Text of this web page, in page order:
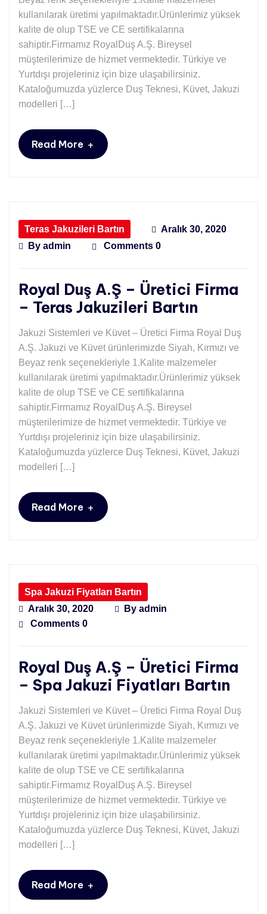
kullanılarak üretimi yapılmaktadır.Ürünlerimiz yüksek
kalite de olup TSE ve CE sertifikalarına
sahiptir.Firmamız RoyalDuş A.Ş. Bireysel
müşterilerimize de hizmet vermektedir. Türkiye ve
Yurtdışı projeleriniz için bize ulaşabilirsiniz.
Kataloğumuzda yüzlerce Duş Teknesi, Küvet, Jakuzi
modelleri […]
Read More +
Teras Jakuzileri Bartın
Aralık 30, 2020
By admin Comments 0
Royal Duş A.Ş – Üretici Firma
– Teras Jakuzileri Bartın
Jakuzi Sistemleri ve Küvet – Üretici Firma Royal Duş
A.Ş. Jakuzi ve Küvet ürünlerimizde Siyah, Kırmızı ve
Beyaz renk seçenekleriyle 1.Kalite malzemeler
kullanılarak üretimi yapılmaktadır.Ürünlerimiz yüksek
kalite de olup TSE ve CE sertifikalarına
sahiptir.Firmamız RoyalDuş A.Ş. Bireysel
müşterilerimize de hizmet vermektedir. Türkiye ve
Yurtdışı projeleriniz için bize ulaşabilirsiniz.
Kataloğumuzda yüzlerce Duş Teknesi, Küvet, Jakuzi
modelleri […]
Read More +
Spa Jakuzi Fiyatları Bartın
Aralık 30, 2020
By admin
Comments 0
Royal Duş A.Ş – Üretici Firma
– Spa Jakuzi Fiyatları Bartın
Jakuzi Sistemleri ve Küvet – Üretici Firma Royal Duş
A.Ş. Jakuzi ve Küvet ürünlerimizde Siyah, Kırmızı ve
Beyaz renk seçenekleriyle 1.Kalite malzemeler
kullanılarak üretimi yapılmaktadır.Ürünlerimiz yüksek
kalite de olup TSE ve CE sertifikalarına
sahiptir.Firmamız RoyalDuş A.Ş. Bireysel
müşterilerimize de hizmet vermektedir. Türkiye ve
Yurtdışı projeleriniz için bize ulaşabilirsiniz.
Kataloğumuzda yüzlerce Duş Teknesi, Küvet, Jakuzi
modelleri […]
Read More +